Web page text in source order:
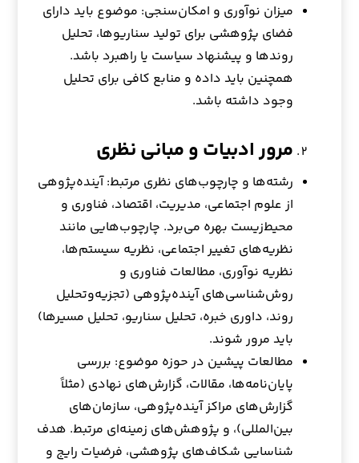
میزان نوآوری و امکان‌سنجی: موضوع باید دارای
فضای پژوهشی برای تولید سناریوها، تحلیل
روندها و پیشنهاد سیاست یا راهبرد باشد.
همچنین باید داده و منابع کافی برای تحلیل
وجود داشته باشد.
مرور ادبیات و مبانی نظری
رشته‌ها و چارچوب‌های نظری مرتبط: آینده‌پژوهی
از علوم اجتماعی، مدیریت، اقتصاد، فناوری و
محیط‌زیست بهره می‌برد. چارچوب‌هایی مانند
نظریه‌های تغییر اجتماعی، نظریه سیستم‌ها،
نظریه نوآوری، مطالعات فناوری و
روش‌شناسی‌های آینده‌پژوهی (تجزیه‌وتحلیل
روند، داوری خبره، تحلیل سناریو، تحلیل مسیرها)
باید مرور شوند.
مطالعات پیشین در حوزه موضوع: بررسی
پایان‌نامه‌ها، مقالات، گزارش‌های نهادی (مثلاً
گزارش‌های مراکز آینده‌پژوهی، سازمان‌های
بین‌المللی)، و پژوهش‌های زمینه‌ای مرتبط. هدف
شناسایی شکاف‌های پژوهشی، فرضیات رایج و